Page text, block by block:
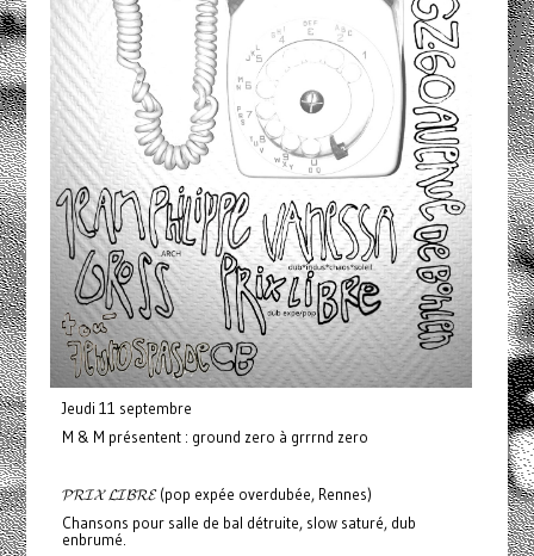
Jeudi 11 septembre
M & M présentent : ground zero à grrrnd zero
𝓟𝓡𝓘𝓧 𝓛𝓘𝓑𝓡𝓔 (pop expée overdubée, Rennes)
Chansons pour salle de bal détruite, slow saturé, dub
enbrumé.